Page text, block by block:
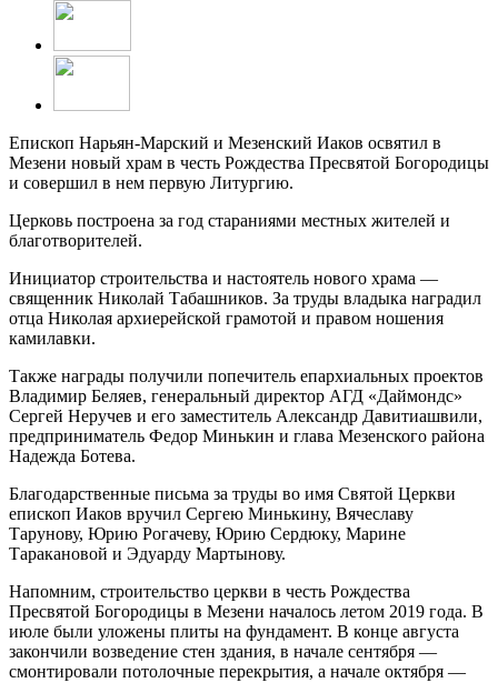
Епископ Нарьян-Марский и Мезенский Иаков освятил в
Мезени новый храм в честь Рождества Пресвятой Богородицы
и совершил в нем первую Литургию.
Церковь построена за год стараниями местных жителей и
благотворителей.
Инициатор строительства и настоятель нового храма —
священник Николай Табашников. За труды владыка наградил
отца Николая архиерейской грамотой и правом ношения
камилавки.
Также награды получили попечитель епархиальных проектов
Владимир Беляев, генеральный директор АГД «Даймондс»
Сергей Неручев и его заместитель Александр Давитиашвили,
предприниматель Федор Минькин и глава Мезенского района
Надежда Ботева.
Благодарственные письма за труды во имя Святой Церкви
епископ Иаков вручил Сергею Минькину, Вячеславу
Тарунову, Юрию Рогачеву, Юрию Сердюку, Марине
Таракановой и Эдуарду Мартынову.
Напомним, строительство церкви в честь Рождества
Пресвятой Богородицы в Мезени началось летом 2019 года. В
июле были уложены плиты на фундамент. В конце августа
закончили возведение стен здания, в начале сентября —
смонтировали потолочные перекрытия, а начале октября —